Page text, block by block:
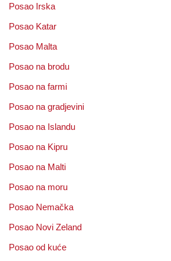
Posao Irska
Posao Katar
Posao Malta
Posao na brodu
Posao na farmi
Posao na gradjevini
Posao na Islandu
Posao na Kipru
Posao na Malti
Posao na moru
Posao Nemačka
Posao Novi Zeland
Posao od kuće